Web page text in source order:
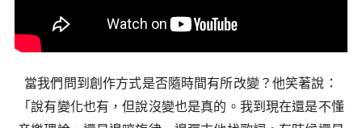
當我們問到創作方式是否隨時間有所改變？他笑著說：
「說有變化也有，但說沒變也是真的。我到現在還是不懂